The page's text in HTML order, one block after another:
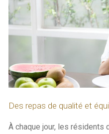
Des repas de qualité et
À chaque jour, les résidents